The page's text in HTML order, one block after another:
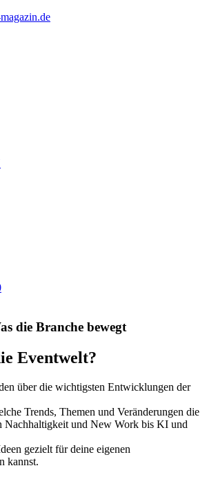
die Branche bewegt
Eventwelt?
über die wichtigsten Entwicklungen der
Trends, Themen und Veränderungen die
Nachhaltigkeit und New Work bis KI und
gezielt für deine eigenen
kannst.